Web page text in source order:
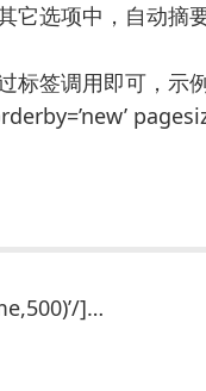
它选项中，自动摘
标签调用即可，示
]…